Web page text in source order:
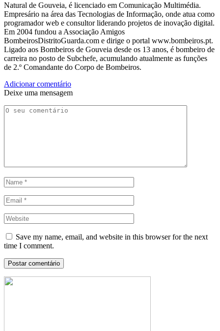
Natural de Gouveia, é licenciado em Comunicação Multimédia.
Empresário na área das Tecnologias de Informação, onde atua como
programador web e consultor liderando projetos de inovação digital.
Em 2004 fundou a Associação Amigos
BombeirosDistritoGuarda.com e dirige o portal www.bombeiros.pt.
Ligado aos Bombeiros de Gouveia desde os 13 anos, é bombeiro de
carreira no posto de Subchefe, acumulando atualmente as funções
de 2.º Comandante do Corpo de Bombeiros.
Adicionar comentário
Deixe uma mensagem
Save my name, email, and website in this browser for the next
time I comment.